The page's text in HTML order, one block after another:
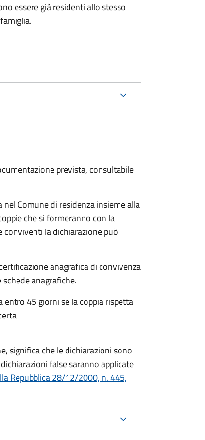
essere già residenti allo stesso
prevista, consultabile
Comune di residenza insieme alla
che si formeranno con la
conviventi la dichiarazione può
anagrafica di convivenza
anagrafiche.
45 giorni se la coppia rispetta
significa che le dichiarazioni sono
false saranno applicate
Repubblica 28/12/2000, n. 445,